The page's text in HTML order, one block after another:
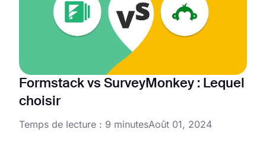
Formstack vs SurveyMonkey : Lequel
choisir
Temps de lecture : 9 minutesAoût 01, 2024